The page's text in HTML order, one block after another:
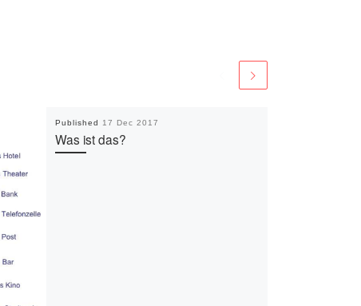
Published 17 Dec 2017
Was ist das?